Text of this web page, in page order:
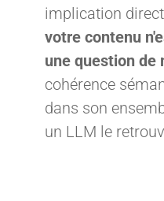
implication
votre contenu
une question de
cohérence
dans son
un LLM le